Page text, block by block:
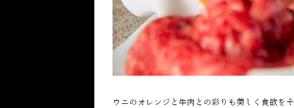
ウニのオレンジと牛肉との彩りも美しく食欲を